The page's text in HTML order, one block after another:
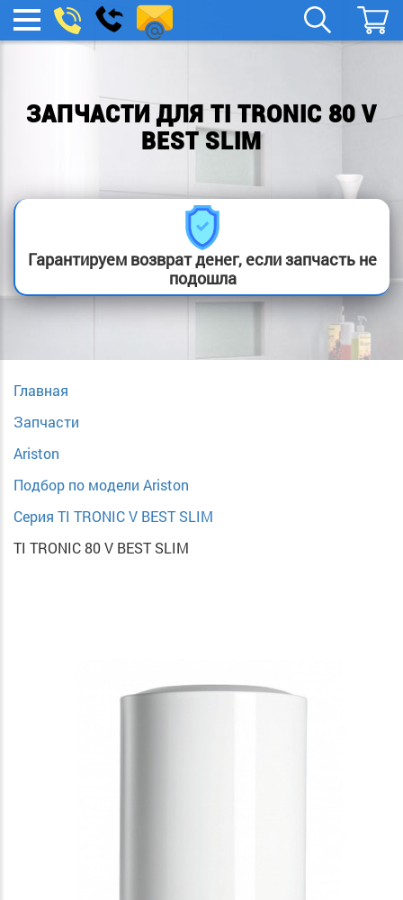
МЕНЮ
boylera@yandex.ru
Заказать
звонок
ЗАПЧАСТИ ДЛЯ TI TRONIC 80 V
BEST SLIM
Гарантируем возврат денег, если запчасть не
подошла
Главная
Запчасти
Ariston
Подбор по модели Ariston
Серия TI TRONIC V BEST SLIM
TI TRONIC 80 V BEST SLIM